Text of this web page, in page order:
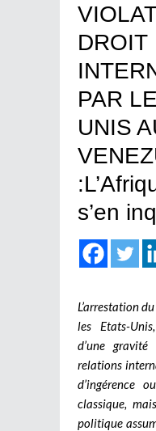
DROIT
PAR
UNIS
s’en
L’arrestation
les Etats-
d’une
relations
d’ingérence
classique,
politique